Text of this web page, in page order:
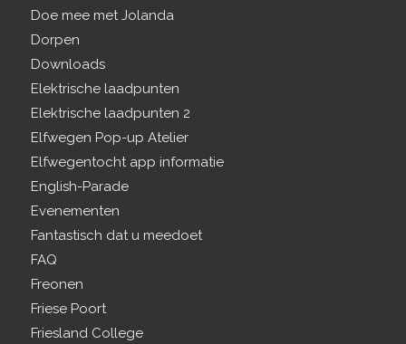
Doe mee met Jolanda
Dorpen
Downloads
Elektrische laadpunten
Elektrische laadpunten 2
Elfwegen Pop-up Atelier
Elfwegentocht app informatie
English-Parade
Evenementen
Fantastisch dat u meedoet
FAQ
Freonen
Friese Poort
Friesland College